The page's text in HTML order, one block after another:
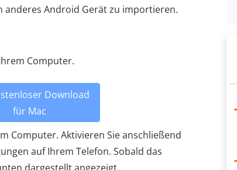
anderes Android Gerät zu importieren.
Computer.
Download
für Mac
Computer. Aktivieren Sie anschließend
auf Ihrem Telefon. Sobald das